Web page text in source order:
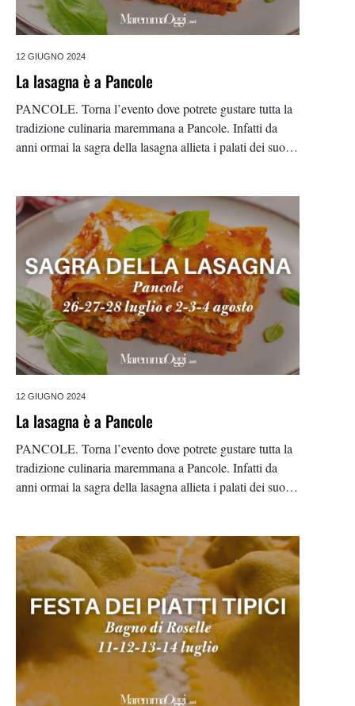
12 GIUGNO 2024
La lasagna è a Pancole
PANCOLE. Torna l’evento dove potrete gustare tutta la
tradizione culinaria maremmana a Pancole. Infatti da
anni ormai la sagra della lasagna allieta i palati dei suoi
12 GIUGNO 2024
La lasagna è a Pancole
PANCOLE. Torna l’evento dove potrete gustare tutta la
tradizione culinaria maremmana a Pancole. Infatti da
anni ormai la sagra della lasagna allieta i palati dei suoi